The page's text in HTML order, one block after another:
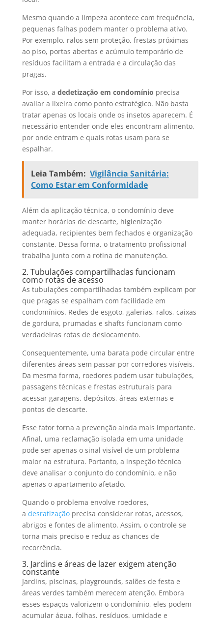
Mesmo quando a limpeza acontece com frequência,
pequenas falhas podem manter o problema ativo.
Por exemplo, ralos sem proteção, frestas próximas
ao piso, portas abertas e acúmulo temporário de
resíduos facilitam a entrada e a circulação das
pragas.
Por isso, a dedetização em condomínio precisa
avaliar a lixeira como ponto estratégico. Não basta
tratar apenas os locais onde os insetos aparecem. É
necessário entender onde eles encontram alimento,
por onde entram e quais rotas usam para se
espalhar.
Leia Também: Vigilância Sanitária:
Como Estar em Conformidade
Além da aplicação técnica, o condomínio deve
manter horários de descarte, higienização
adequada, recipientes bem fechados e organização
constante. Dessa forma, o tratamento profissional
trabalha junto com a rotina de manutenção.
2. Tubulações compartilhadas funcionam
como rotas de acesso
As tubulações compartilhadas também explicam por
que pragas se espalham com facilidade em
condomínios. Redes de esgoto, galerias, ralos, caixas
de gordura, prumadas e shafts funcionam como
verdadeiras rotas de deslocamento.
Consequentemente, uma barata pode circular entre
diferentes áreas sem passar por corredores visíveis.
Da mesma forma, roedores podem usar tubulações,
passagens técnicas e frestas estruturais para
acessar garagens, depósitos, áreas externas e
pontos de descarte.
Esse fator torna a prevenção ainda mais importante.
Afinal, uma reclamação isolada em uma unidade
pode ser apenas o sinal visível de um problema
maior na estrutura. Portanto, a inspeção técnica
deve analisar o conjunto do condomínio, e não
apenas o apartamento afetado.
Quando o problema envolve roedores,
a desratizaçãoprecisa considerar rotas, acessos,
abrigos e fontes de alimento. Assim, o controle se
torna mais preciso e reduz as chances de
recorrência.
3. Jardins e áreas de lazer exigem atenção
constante
Jardins, piscinas, playgrounds, salões de festa e
áreas verdes também merecem atenção. Embora
esses espaços valorizem o condomínio, eles podem
acumular água, folhas, resíduos, umidade e